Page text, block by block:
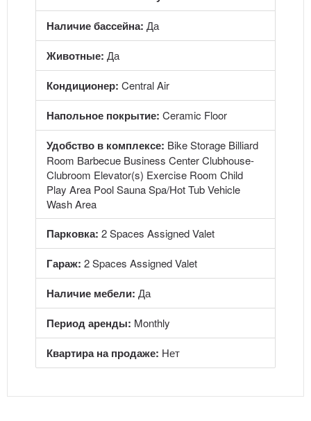
Наличие бассейна: Да
Животные: Да
Кондиционер: Central Air
Напольное покрытие: Ceramic Floor
Удобство в комплексе: Bike Storage Billiard
Room Barbecue Business Center Clubhouse-
Clubroom Elevator(s) Exercise Room Child
Play Area Pool Sauna Spa/Hot Tub Vehicle
Wash Area
Парковка: 2 Spaces Assigned Valet
Гараж: 2 Spaces Assigned Valet
Наличие мебели: Да
Период аренды: Monthly
Квартира на продаже: Нет